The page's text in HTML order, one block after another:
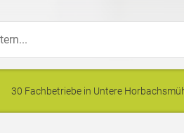
30 Fachbetriebe in Untere